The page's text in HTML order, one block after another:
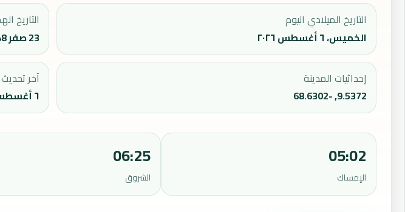
التاريخ الميلادي اليوم
الخميس، ٦ أغسطس ٢٠٢٦
التاريخ
23 صفر 1448 هـ
إحداثيات المدينة
9.5372, -68.6302
آخر
٦ أغسطس ٢٠٢٦ في ١٢:٥٧ ص
05:02
الإمساك
06:25
الشروق